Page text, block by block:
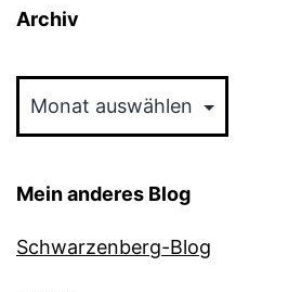
Archiv
Mein anderes Blog
Schwarzenberg-Blog